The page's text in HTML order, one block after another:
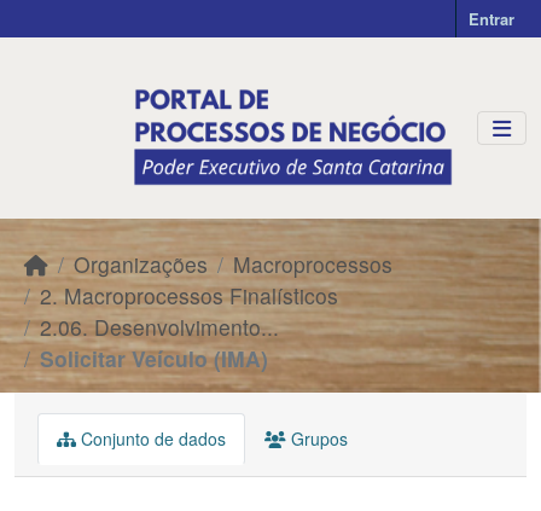
Entrar
Organizações
Macroprocessos
2. Macroprocessos Finalísticos
2.06. Desenvolvimento...
Solicitar Veículo (IMA)
Conjunto de dados Grupos